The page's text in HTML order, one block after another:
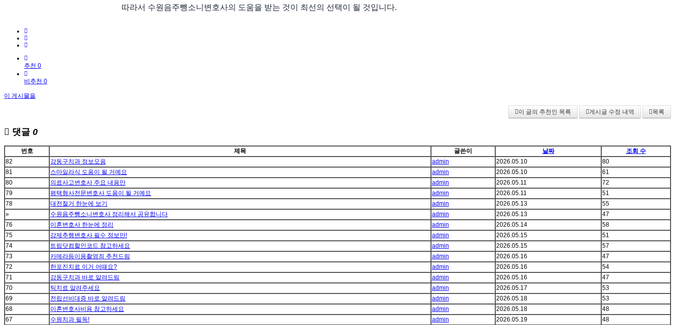
따라서 수원음주뺑소니변호사의 도움을 받는 것이 최선의 선택이 될 것입니다.
추천 0
비추천 0
이 게시물을
이 글의 추천인 목록 게시글 수정 내역 목록
댓글 0
번호 제목 글쓴이 날짜
조회 수
82
강동구치과 정보모음 admin 2026.05.10
80
81
스마일라식 도움이 될 거예요 admin 2026.05.10
61
80
의료사고변호사 주요 내용만 admin 2026.05.11
72
79
평택형사전문변호사 도움이 될 거예요 admin 2026.05.11
51
78
대전철거 한눈에 보기 admin 2026.05.13
55
»
수원음주뺑소니변호사 정리해서 공유합니다 admin 2026.05.13
47
76
이혼변호사 한눈에 정리 admin 2026.05.14
58
75
강제추행변호사 필수 정보만! admin 2026.05.15
51
74
트립닷컴할인코드 참고하세요 admin 2026.05.15
57
73
카메라등이용촬영죄 추천드림 admin 2026.05.16
47
72
한포진치료 이거 어때요? admin 2026.05.16
54
71
강동구치과 바로 알려드림 admin 2026.05.16
47
70
틱치료 알려주세요 admin 2026.05.17
53
69
전립선비대증 바로 알려드림 admin 2026.05.18
53
68
이혼변호사비용 참고하세요 admin 2026.05.18
48
67
수원치과 필독! admin 2026.05.19
48